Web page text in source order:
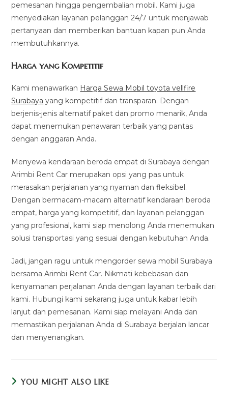
pemesanan hingga pengembalian mobil. Kami juga
menyediakan layanan pelanggan 24/7 untuk menjawab
pertanyaan dan memberikan bantuan kapan pun Anda
membutuhkannya.
Harga yang Kompetitif
Kami menawarkan Harga Sewa Mobil toyota vellfire
Surabaya yang kompetitif dan transparan. Dengan
berjenis-jenis alternatif paket dan promo menarik, Anda
dapat menemukan penawaran terbaik yang pantas
dengan anggaran Anda.
Menyewa kendaraan beroda empat di Surabaya dengan
Arimbi Rent Car merupakan opsi yang pas untuk
merasakan perjalanan yang nyaman dan fleksibel.
Dengan bermacam-macam alternatif kendaraan beroda
empat, harga yang kompetitif, dan layanan pelanggan
yang profesional, kami siap menolong Anda menemukan
solusi transportasi yang sesuai dengan kebutuhan Anda.
Jadi, jangan ragu untuk mengorder sewa mobil Surabaya
bersama Arimbi Rent Car. Nikmati kebebasan dan
kenyamanan perjalanan Anda dengan layanan terbaik dari
kami. Hubungi kami sekarang juga untuk kabar lebih
lanjut dan pemesanan. Kami siap melayani Anda dan
memastikan perjalanan Anda di Surabaya berjalan lancar
dan menyenangkan.
YOU MIGHT ALSO LIKE